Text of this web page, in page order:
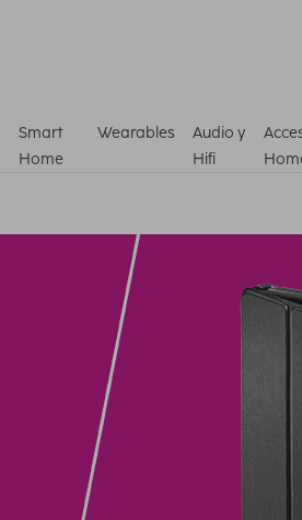
Smart
Home
Wearables
Audio y
Hifi